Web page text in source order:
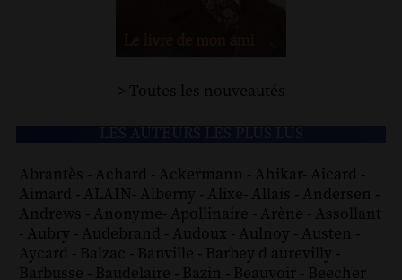
> Toutes les nouveautés
Abrantès - Achard - Ackermann - Ahikar- Aicard -
Aimard - ALAIN- Alberny - Alixe- Allais - Andersen -
Andrews - Anonyme- Apollinaire - Arène - Assollant
- Aubry - Audebrand - Audoux - Aulnoy - Austen -
Aycard - Balzac - Banville - Barbey d aurevilly -
Barbusse - Baudelaire - Bazin - Beauvoir - Beecher